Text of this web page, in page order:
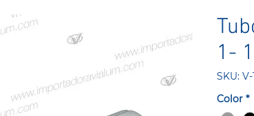
1-
SKU:
Color *